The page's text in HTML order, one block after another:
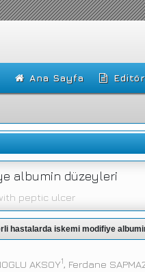
Ana Sayfa
albumin düzeyleri
peptic ulcer
hastalarda iskemi modifiye
AKSOY1, Ferdane